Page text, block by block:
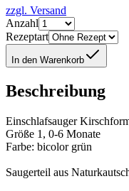
zzgl. Versand
Anzahl
Rezeptart
In den Warenkorb
Beschreibung
Einschlafsauger
Größe 1, 0-6 Monate
Farbe: bicolor grün
Saugerteil aus